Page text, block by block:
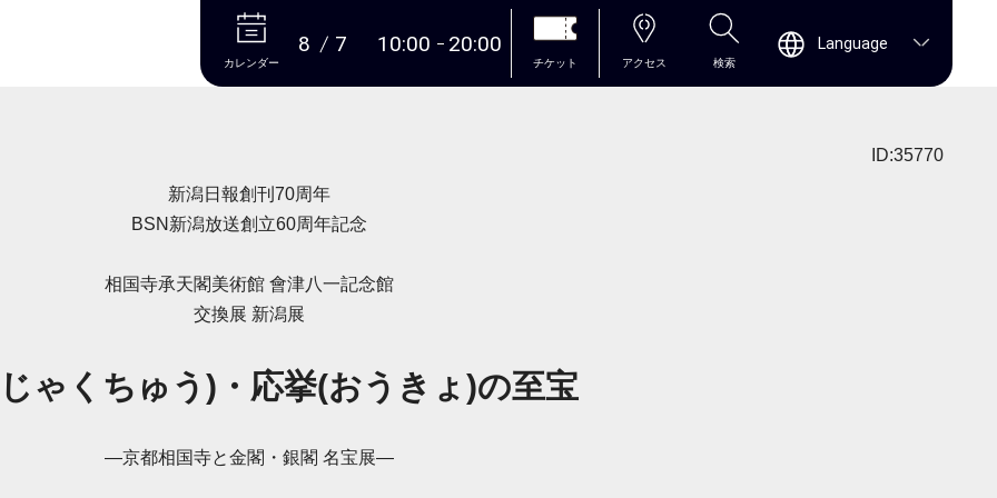
本文へ
カレンダー
8 7 10:00 20:00
チケット アクセス 検索
Language
ID:35770
新潟日報創刊70周年
BSN新潟放送創立60周年記念
相国寺承天閣美術館 會津八一記念館
交換展 新潟展
ゃくちゅう)・応挙(おうきょ)の至宝
―京都相国寺と金閣・銀閣 名宝展―